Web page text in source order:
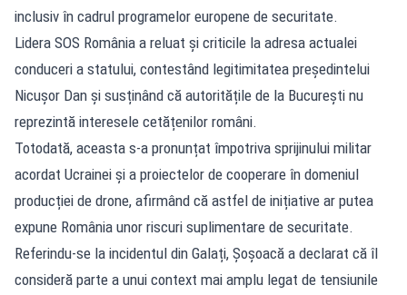
inclusiv în cadrul programelor europene de securitate.
Lidera SOS România a reluat și criticile la adresa actualei
conduceri a statului, contestând legitimitatea președintelui
Nicușor Dan și susținând că autoritățile de la București nu
reprezintă interesele cetățenilor români.
Totodată, aceasta s-a pronunțat împotriva sprijinului militar
acordat Ucrainei și a proiectelor de cooperare în domeniul
producției de drone, afirmând că astfel de inițiative ar putea
expune România unor riscuri suplimentare de securitate.
Referindu-se la incidentul din Galați, Șoșoacă a declarat că îl
consideră parte a unui context mai amplu legat de tensiunile